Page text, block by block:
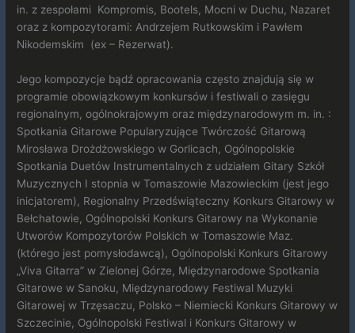
in. z zespołami Kompromis, Bootels, Mocni w Duchu, Nazaret
oraz z kompozytorami: Andrzejem Rutkowskim i Pawłem
Nikodemskim (ex – Rezerwat).
Jego kompozycje bądź opracowania często znajdują się w
programie obowiązkowym konkursów i festiwali o zasięgu
regionalnym, ogólnokrajowym oraz międzynarodowym m. in. :
Spotkania Gitarowe Popularyzujące Twórczość Gitarową
Mirosława Drożdżowskiego w Gorlicach, Ogólnopolskie
Spotkania Duetów Instrumentalnych z udziałem Gitary Szkół
Muzycznych I stopnia w Tomaszowie Mazowieckim (jest jego
inicjatorem), Regionalny Przedświąteczny Konkurs Gitarowy w
Bełchatowie, Ogólnopolski Konkurs Gitarowy na Wykonanie
Utworów Kompozytorów Polskich w Tomaszowie Maz.
(którego jest pomysłodawcą), Ogólnopolski Konkurs Gitarowy
„Viva Gitarra” w Zielonej Górze, Międzynarodowe Spotkania
Gitarowe w Sanoku, Międzynarodowy Festiwal Muzyki
Gitarowej w Trzęsaczu, Polsko – Niemiecki Konkurs Gitarowy w
Szczecinie, Ogólnopolski Festiwal i Konkurs Gitarowy w